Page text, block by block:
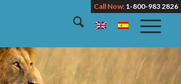
Call Now: 1-800-983 2826